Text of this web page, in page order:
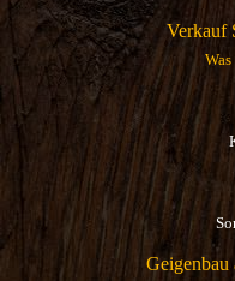
Verkauf
Geigenbau